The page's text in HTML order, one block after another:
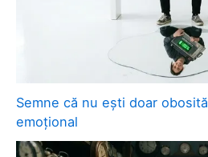
Semne că nu ești doar
emoțional